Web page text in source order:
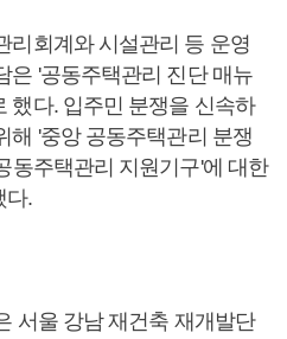
리회계와 시설관리 등 운영
은 '공동주택관리 진단 매뉴
했다. 입주민 분쟁을 신속하
해 '중앙 공동주택관리 분쟁
동주택관리 지원기구'에 대한
다.
서울 강남 재건축 재개발단